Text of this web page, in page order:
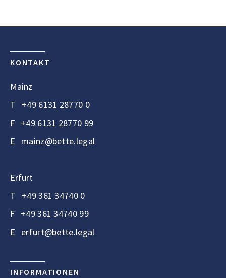
KONTAKT
Mainz
T +49 6131 28770 0
F +49 6131 28770 99
E mainz@bette.legal
Erfurt
T +49 361 34740 0
F +49 361 34740 99
E erfurt@bette.legal
INFORMATIONEN